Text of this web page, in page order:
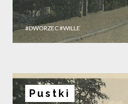
#DWORZEC#WILLE
Pustki